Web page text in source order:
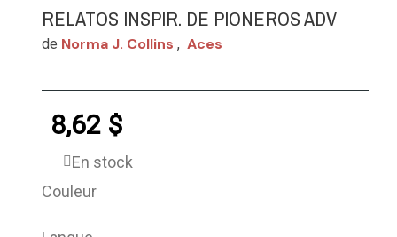
RELATOS INSPIR. DE PIONEROS ADV
de Norma J. Collins , Aces
8,62 $
En stock
Couleur